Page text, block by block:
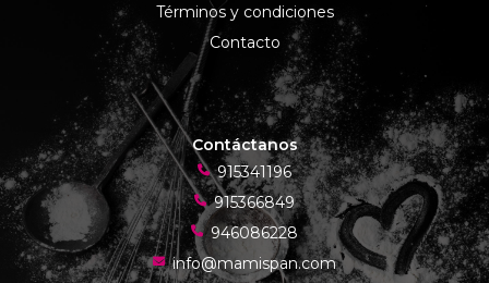
Términos y condiciones
Contacto
Contáctanos
915341196
915366849
946086228
info@mamispan.com